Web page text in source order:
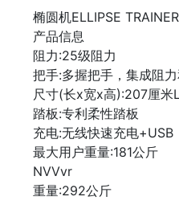
椭圆机ELLIPSE TRAINER
产品信息
阻力:25级阻力
把手:多握把手，集成阻
尺寸(长x宽x高):207厘
踏板:专利柔性踏板
充电:无线快速充电+USB
最大用户重量:181公斤
NVVvr
重量:292公斤